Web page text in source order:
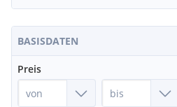
BASISDATEN
Preis